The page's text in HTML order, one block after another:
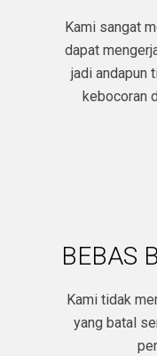
Kami sangat
dapat
jadi andapun
kebocoran
BEBAS
Kami tidak
yang batal